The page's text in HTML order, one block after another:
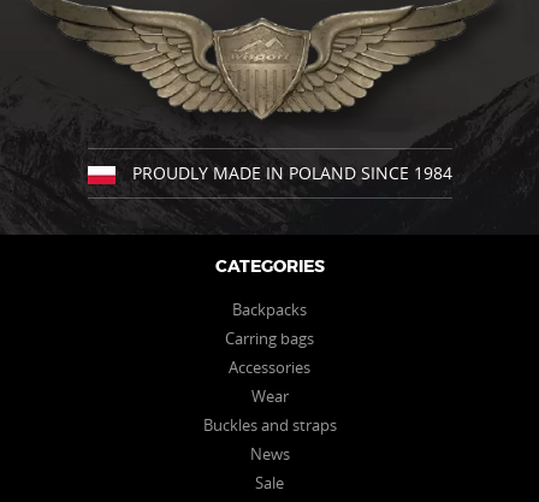
The
options
may
be
chosen
on
the
product
page
The
options
chosen
on
the
product
PROUDLY MADE IN POLAND SINCE 1984
CATEGORIES
Backpacks
Carring bags
Accessories
Wear
Buckles and straps
News
Sale